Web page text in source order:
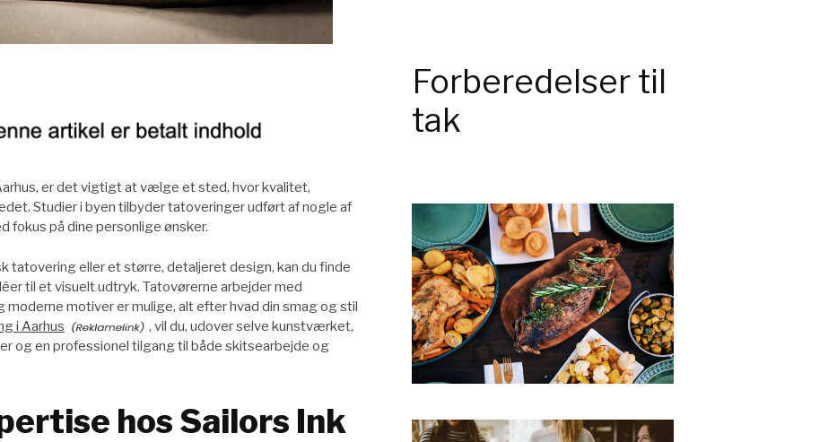
er det vigtigt at vælge et sted, hvor kvalitet,
Studier i byen tilbyder tatoveringer udført af nogle af
fokus på dine personlige ønsker.
tatovering eller et større, detaljeret design, kan du finde
til et visuelt udtryk. Tatovørerne arbejder med
motiver er mulige, alt efter hvad din smag og stil
i Aarhus
, vil du, udover selve kunstværket,
og en professionel tilgang til både skitsearbejde og
hos Sailors Ink
Forberedelser til
tak